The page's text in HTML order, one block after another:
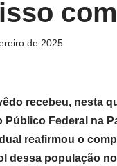
de 2025
recebeu, nesta
Federal na
reafirmou o
dessa população